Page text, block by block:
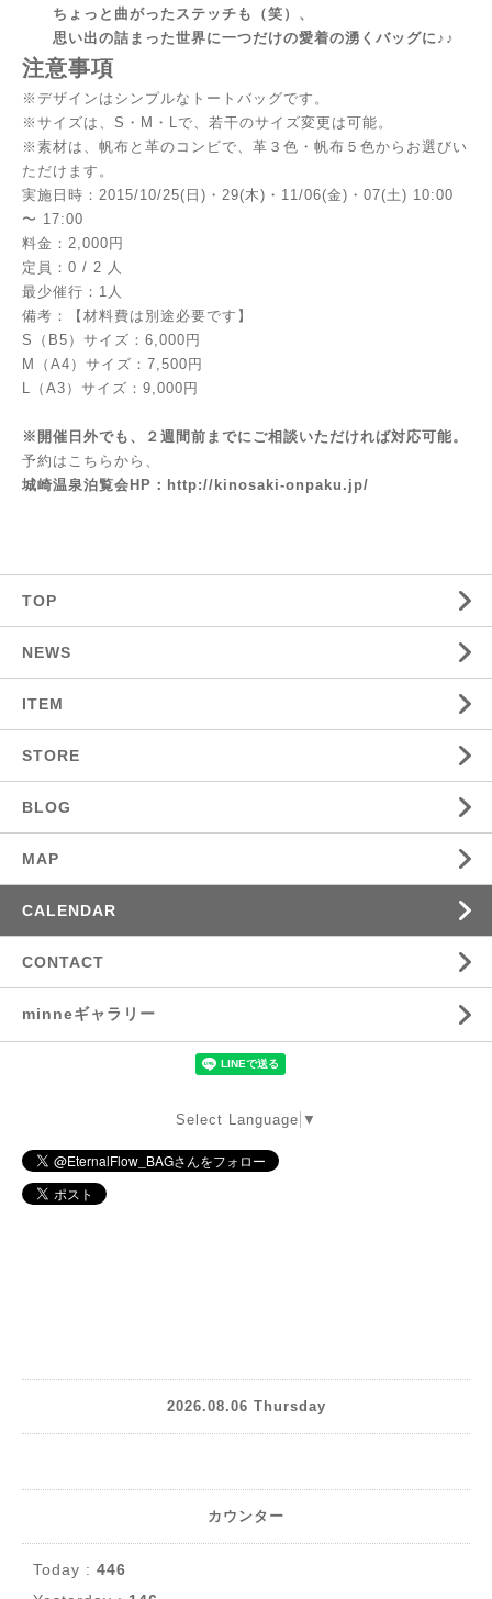
ちょっと曲がったステッチも（笑）、
思い出の詰まった世界に一つだけの愛着の湧くバッグに♪♪
注意事項
※デザインはシンプルなトートバッグです。
※サイズは、S・M・Lで、若干のサイズ変更は可能。
※素材は、帆布と革のコンビで、革３色・帆布５色からお選びい
ただけます。
実施日時：2015/10/25(日)・29(木)・11/06(金)・07(土) 10:00
〜 17:00
料金：2,000円
定員：0 / 2 人
最少催行：1人
備考：【材料費は別途必要です】
S（B5）サイズ：6,000円
M（A4）サイズ：7,500円
L（A3）サイズ：9,000円
※開催日外でも、２週間前までにご相談いただければ対応可能。
予約はこちらから、
城崎温泉泊覧会HP：http://kinosaki-onpaku.jp/
TOP
NEWS
ITEM
STORE
BLOG
MAP
CALENDAR
CONTACT
minneギャラリー
Select Language ▼
2026.08.06 Thursday
カウンター
Today : 446